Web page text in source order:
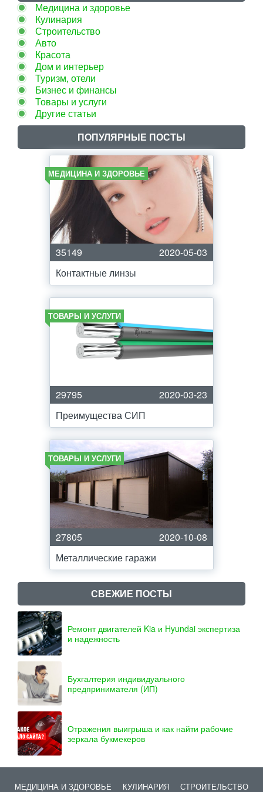
Медицина и здоровье
Кулинария
Строительство
Авто
Красота
Дом и интерьер
Туризм, отели
Бизнес и финансы
Товары и услуги
Другие статьи
ПОПУЛЯРНЫЕ ПОСТЫ
МЕДИЦИНА И ЗДОРОВЬЕ
35149
2020-05-03
Контактные линзы
ТОВАРЫ И УСЛУГИ
29795
2020-03-23
Преимущества СИП
ТОВАРЫ И УСЛУГИ
27805
2020-10-08
Металлические гаражи
СВЕЖИЕ ПОСТЫ
Ремонт двигателей Kia и Hyundai экспертиза
и надежность
Бухгалтерия индивидуального
предпринимателя (ИП)
Отражения выигрыша и как найти рабочие
зеркала букмекеров
МЕДИЦИНА И ЗДОРОВЬЕ КУЛИНАРИЯ СТРОИТЕЛЬСТВО